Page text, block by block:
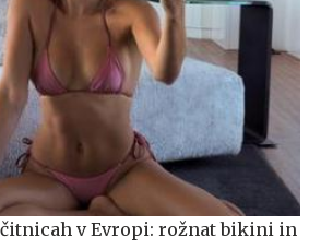
v Evropi: rožnat bikini in